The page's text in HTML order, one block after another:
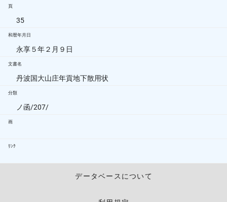
頁
35
和暦年月日
永享５年２月９日
文書名
丹波国大山庄年貢地下散用状
分類
ノ函/207/
画
ﾘﾝｸ
データベースについて